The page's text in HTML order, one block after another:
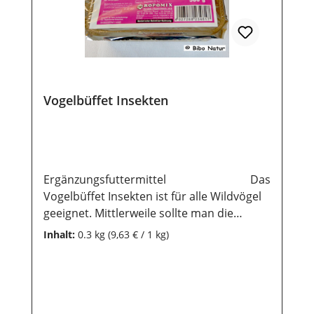
Vogelbüffet Insekten
Ergänzungsfuttermittel Das
Vogelbüffet Insekten ist für alle Wildvögel
geeignet. Mittlerweile sollte man die
Fütterung ganzjährig durchführen, da in
Inhalt: 0.3 kg (9,63 € / 1 kg)